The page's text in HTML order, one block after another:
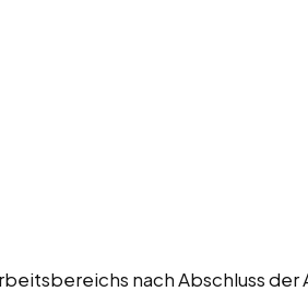
nach Abschluss